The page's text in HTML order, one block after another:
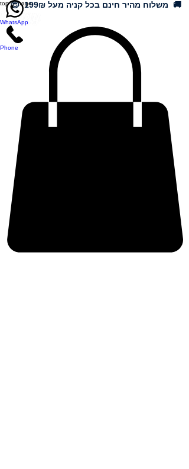
top of page 🚚 משלוח מהיר חינם בכל קניה מעל 199₪ 😍
WhatsApp
Phone